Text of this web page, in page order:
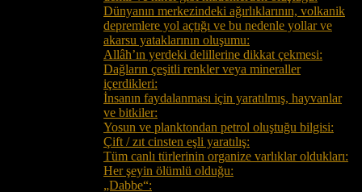
Dünyanın merkezindeki ağırlıklarının, volkanik
depremlere yol açtığı ve bu nedenle yollar ve
akarsu yataklarının oluşumu:
Allâh’ın yerdeki delillerine dikkat çekmesi:
Dağların çeşitli renkler veya mineraller
içerdikleri:
İnsanın faydalanması için yaratılmış, hayvanlar
ve bitkiler:
Yosun ve planktondan petrol oluştuğu bilgisi:
Çift / zıt cinsten eşli yaratılış:
Tüm canlı türlerinin organize varlıklar oldukları:
Her şeyin ölümlü olduğu:
„Dabbe“: